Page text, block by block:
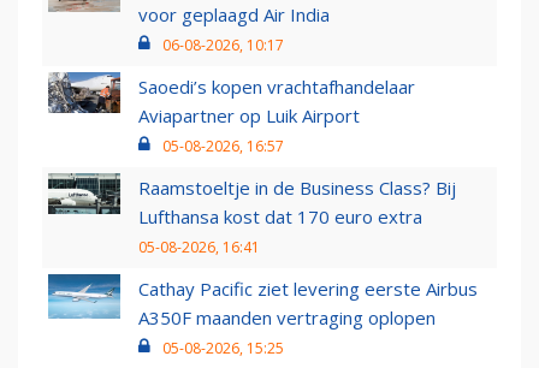
voor geplaagd Air India
06-08-2026, 10:17
Saoedi’s kopen vrachtafhandelaar
Aviapartner op Luik Airport
05-08-2026, 16:57
Raamstoeltje in de Business Class? Bij
Lufthansa kost dat 170 euro extra
05-08-2026, 16:41
Cathay Pacific ziet levering eerste Airbus
A350F maanden vertraging oplopen
05-08-2026, 15:25